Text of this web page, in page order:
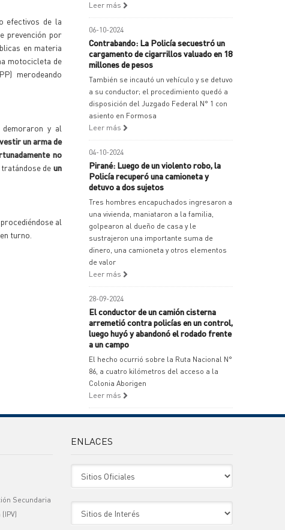
efectivos de la
prevención por
en materia
motocicleta de
merodeando
y al
un arma de
no
tratándose deun
al
turno.
Leer más
06-10-2024
Contrabando: La Policía secuestró un
cargamento de cigarrillos valuado en 18
millones de pesos
También se incautó un vehículo y se detuvo
a su conductor; el procedimiento quedó a
disposición del Juzgado Federal N° 1 con
asiento en Formosa
Leer más
04-10-2024
Pirané: Luego de un violento robo, la
Policía recuperó una camioneta y
detuvo a dos sujetos
Tres hombres encapuchados ingresaron a
una vivienda, maniataron a la familia,
golpearon al dueño de casa y le
sustrajeron una importante suma de
dinero, una camioneta y otros elementos
de valor
Leer más
28-09-2024
El conductor de un camión cisterna
arremetió contra policías en un control,
luego huyó y abandonó el rodado frente
a un campo
El hecho ocurrió sobre la Ruta Nacional N°
86, a cuatro kilómetros del acceso a la
Colonia Aborigen
Leer más
Secundaria
ENLACES